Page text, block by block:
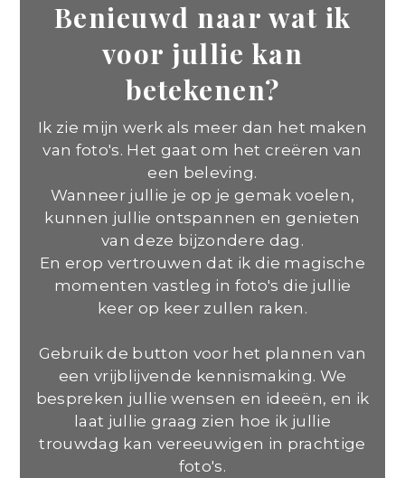
Benieuwd naar wat ik
voor jullie kan
betekenen?
Ik zie mijn werk als meer dan het maken
van foto's. Het gaat om het creëren van
een beleving.
Wanneer jullie je op je gemak voelen,
kunnen jullie ontspannen en genieten
van deze bijzondere dag.
En erop vertrouwen dat ik die magische
momenten vastleg in foto's die jullie
keer op keer zullen raken.
Gebruik de button voor het plannen van
een vrijblijvende kennismaking. We
bespreken jullie wensen en ideeën, en ik
laat jullie graag zien hoe ik jullie
trouwdag kan vereeuwigen in prachtige
foto's.